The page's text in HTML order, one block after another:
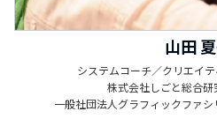
山田
システムコーチ／クリエイ
株式会社しごと総合
一般社団法人グラフィックファ